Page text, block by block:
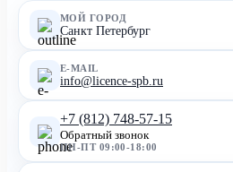
МОЙ ГОРОД
Санкт Петербург
E-MAIL
info@licence-spb.ru
+7 (812) 748-57-15
Обратный звонок
ПН-ПТ 09:00-18:00